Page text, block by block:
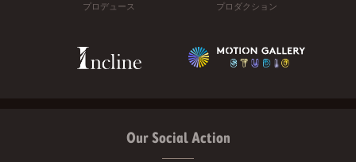
プロデュース プロダクション
Our Social Action